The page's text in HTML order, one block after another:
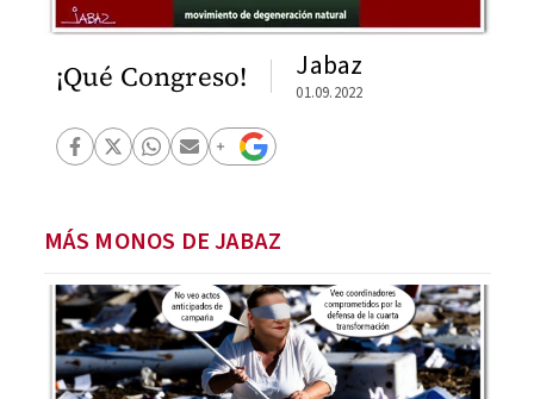
¡Qué Congreso! Jabaz
01.09.2022
MÁS MONOS DE JABAZ